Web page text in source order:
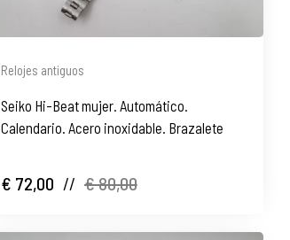
Relojes antiguos
Seiko Hi-Beat mujer. Automático.
Calendario. Acero inoxidable. Brazalete
€ 72,00 // € 80,00